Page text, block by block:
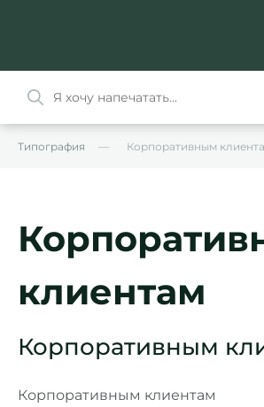
Типография Корпоративным
клиентам
Корпоративным
Корпоративным клиентам